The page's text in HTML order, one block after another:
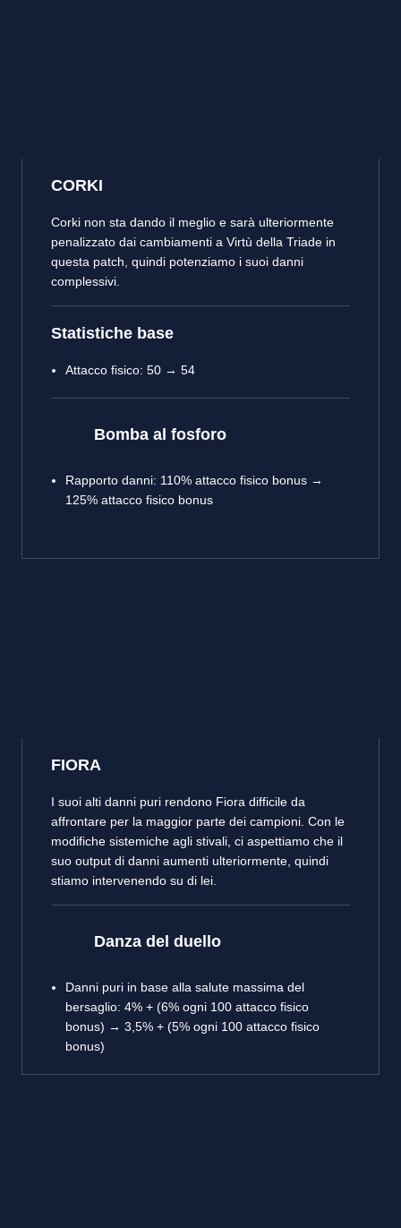
CORKI
Corki non sta dando il meglio e sarà ulteriormente
penalizzato dai cambiamenti a Virtù della Triade in
questa patch, quindi potenziamo i suoi danni
complessivi.
Statistiche base
Attacco fisico: 50 → 54
Bomba al fosforo
Rapporto danni: 110% attacco fisico bonus →
125% attacco fisico bonus
FIORA
I suoi alti danni puri rendono Fiora difficile da
affrontare per la maggior parte dei campioni. Con le
modifiche sistemiche agli stivali, ci aspettiamo che il
suo output di danni aumenti ulteriormente, quindi
stiamo intervenendo su di lei.
Danza del duello
Danni puri in base alla salute massima del
bersaglio: 4% + (6% ogni 100 attacco fisico
bonus) → 3,5% + (5% ogni 100 attacco fisico
bonus)